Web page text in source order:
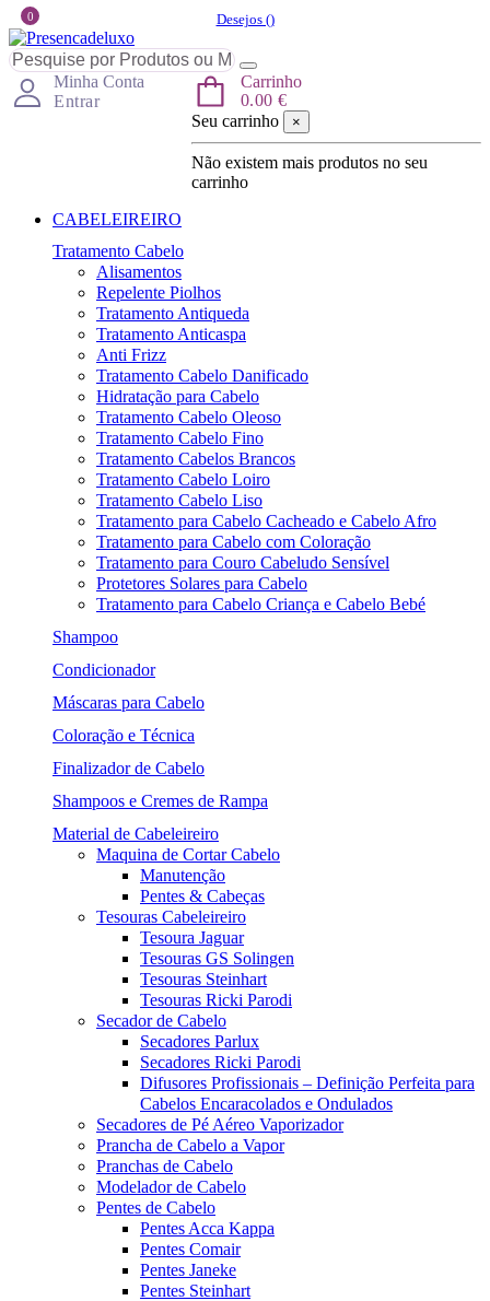
Desejos ()
Minha Conta
Entrar
Carrinho
0
0.00 €
Seu carrinho
×
Não existem mais produtos no seu
carrinho
CABELEIREIRO
Tratamento Cabelo
Alisamentos
Repelente Piolhos
Tratamento Antiqueda
Tratamento Anticaspa
Anti Frizz
Tratamento Cabelo Danificado
Hidratação para Cabelo
Tratamento Cabelo Oleoso
Tratamento Cabelo Fino
Tratamento Cabelos Brancos
Tratamento Cabelo Loiro
Tratamento Cabelo Liso
Tratamento para Cabelo Cacheado e Cabelo Afro
Tratamento para Cabelo com Coloração
Tratamento para Couro Cabeludo Sensível
Protetores Solares para Cabelo
Tratamento para Cabelo Criança e Cabelo Bebé
Shampoo
Condicionador
Máscaras para Cabelo
Coloração e Técnica
Finalizador de Cabelo
Shampoos e Cremes de Rampa
Material de Cabeleireiro
Maquina de Cortar Cabelo
Manutenção
Pentes & Cabeças
Tesouras Cabeleireiro
Tesoura Jaguar
Tesouras GS Solingen
Tesouras Steinhart
Tesouras Ricki Parodi
Secador de Cabelo
Secadores Parlux
Secadores Ricki Parodi
Difusores Profissionais – Definição Perfeita para
Cabelos Encaracolados e Ondulados
Secadores de Pé Aéreo Vaporizador
Prancha de Cabelo a Vapor
Pranchas de Cabelo
Modelador de Cabelo
Pentes de Cabelo
Pentes Acca Kappa
Pentes Comair
Pentes Janeke
Pentes Steinhart